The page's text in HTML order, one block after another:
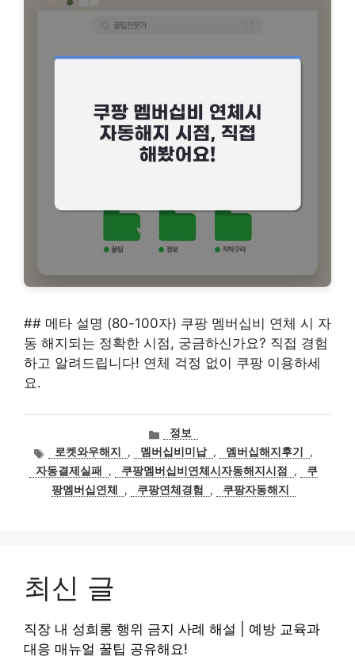
## 메타 설명 (80-100자) 쿠팡 멤버십비 연체 시 자
동 해지되는 정확한 시점, 궁금하신가요? 직접 경험
하고 알려드립니다! 연체 걱정 없이 쿠팡 이용하세
요.
카
테
고
리
정보
태
그
로켓와우해지 , 멤버십비미납 , 멤버십해지후기
,
자동결제실패
, 쿠팡멤버십비연체시자동해지시점 ,
쿠
팡멤버십연체
, 쿠팡연체경험 , 쿠팡자동해지
최신 글
직장 내 성희롱 행위 금지 사례 해설 | 예방 교육과
대응 매뉴얼 꿀팁 공유해요!